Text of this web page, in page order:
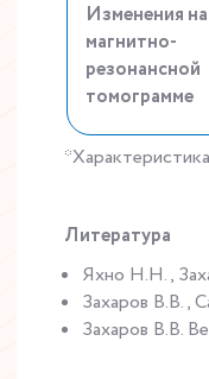
Изменения на
магнитно-
резонансной
томограмме
Литература
Яхно Н.Н.,
Захаров В.В.,
Захаров В.В.